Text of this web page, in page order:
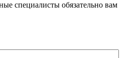
специалисты обязательно вам